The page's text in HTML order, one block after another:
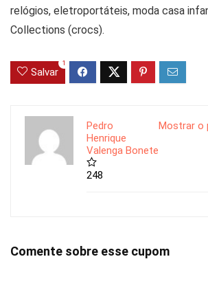
relógios, eletroportáteis, moda casa
Collections (crocs).
Salvar
1
Mostrar o
Pedro
Henrique
Valenga Bonete
248
Comente sobre esse cupom